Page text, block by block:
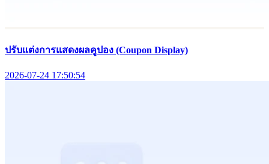
ปรับแต่งการแสดงผลคูปอง (Coupon Display)
2026-07-24 17:50:54